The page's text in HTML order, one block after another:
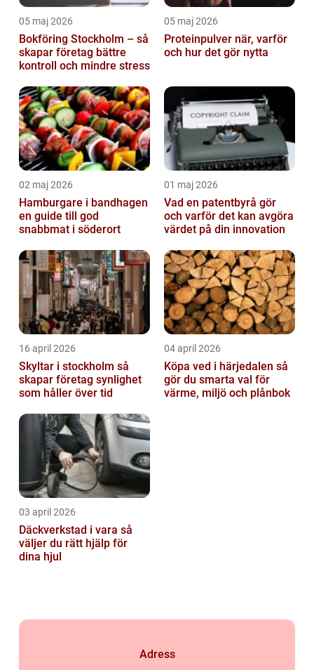
05 maj 2026
Bokföring Stockholm – så
skapar företag bättre
kontroll och mindre stress
05 maj 2026
Proteinpulver när, varför
och hur det gör nytta
02 maj 2026
Hamburgare i bandhagen
en guide till god
snabbmat i söderort
01 maj 2026
Vad en patentbyrå gör
och varför det kan avgöra
värdet på din innovation
16 april 2026
Skyltar i stockholm så
skapar företag synlighet
som håller över tid
04 april 2026
Köpa ved i härjedalen så
gör du smarta val för
värme, miljö och plånbok
03 april 2026
Däckverkstad i vara så
väljer du rätt hjälp för
dina hjul
Adress